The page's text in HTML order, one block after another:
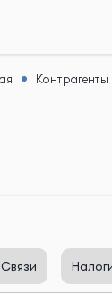
Контрагенты
Связи